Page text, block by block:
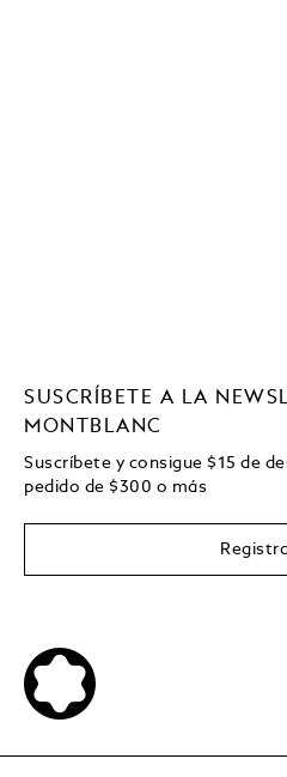
SUSCRÍBETE A LA
MONTBLANC
Suscríbete y consigue $15 de
pedido de $300 o más